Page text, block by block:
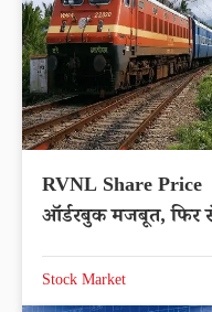
RVNL Share Price
ऑर्डरबुक मजबूत, फिर
Stock Market